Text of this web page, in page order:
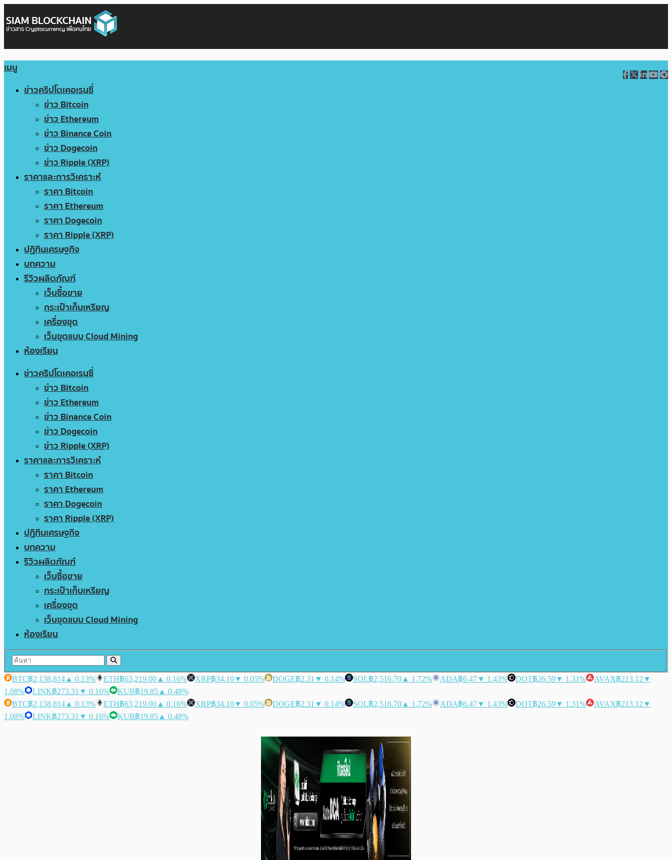
เมนู
ข่าวคริปโตเคอเรนซี่
ข่าว Bitcoin
ข่าว Ethereum
ข่าว Binance Coin
ข่าว Dogecoin
ข่าว Ripple (XRP)
ราคาและการวิเคราะห์
ราคา Bitcoin
ราคา Ethereum
ราคา Dogecoin
ราคา Ripple (XRP)
ปฏิทินเศรษฐกิจ
บทความ
รีวิวผลิตภัณฑ์
เว็บซื้อขาย
กระเป๋าเก็บเหรียญ
เครื่องขุด
เว็บขุดแบบ Cloud Mining
ห้องเรียน
ข่าวคริปโตเคอเรนซี่
ข่าว Bitcoin
ข่าว Ethereum
ข่าว Binance Coin
ข่าว Dogecoin
ข่าว Ripple (XRP)
ราคาและการวิเคราะห์
ราคา Bitcoin
ราคา Ethereum
ราคา Dogecoin
ราคา Ripple (XRP)
ปฏิทินเศรษฐกิจ
บทความ
รีวิวผลิตภัณฑ์
เว็บซื้อขาย
กระเป๋าเก็บเหรียญ
เครื่องขุด
เว็บขุดแบบ Cloud Mining
ห้องเรียน
BTC฿2,138,814 ▲ 0.13% ETH฿63,219.00 ▲ 0.16% XRP฿34.10▼ 0.05% DOGE฿2.31 ▼ 0.14% SOL฿2,516.70 ▲ 1.72% ADA฿6.47▼ 1.43% DOT฿26.59▼ 1.31% AVAX฿213.12 ▼
1.08%
LINK฿273.31 ▼ 0.16% KUB฿19.85 ▲ 0.48%
BTC฿2,138,814 ▲ 0.13% ETH฿63,219.00 ▲ 0.16% XRP฿34.10▼ 0.05% DOGE฿2.31 ▼ 0.14% SOL฿2,516.70 ▲ 1.72% ADA฿6.47▼ 1.43% DOT฿26.59▼ 1.31% AVAX฿213.12 ▼
1.08%
LINK฿273.31 ▼ 0.16% KUB฿19.85 ▲ 0.48%